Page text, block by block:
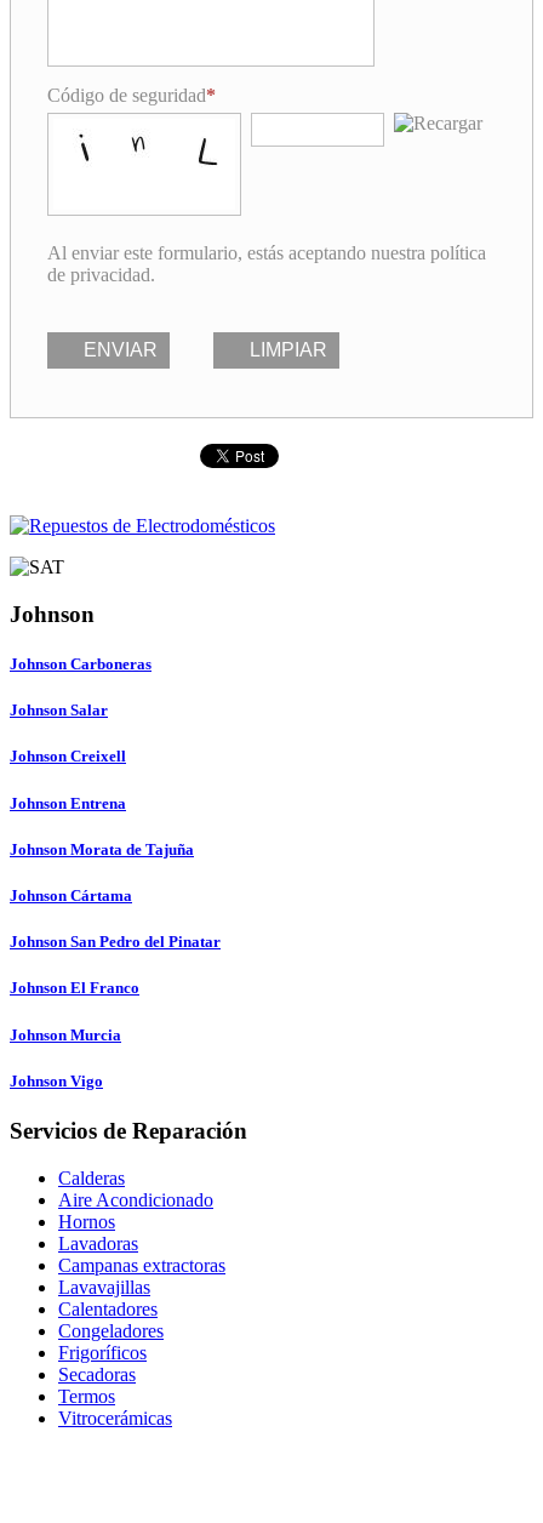
Código de seguridad
Al enviar este formulario, estás aceptando nuestra política
de privacidad.
ENVIAR LIMPIAR
Johnson
Johnson Carboneras
Johnson Salar
Johnson Creixell
Johnson Entrena
Johnson Morata de Tajuña
Johnson Cártama
Johnson San Pedro del Pinatar
Johnson El Franco
Johnson Murcia
Johnson Vigo
Servicios de Reparación
Calderas
Aire Acondicionado
Hornos
Lavadoras
Campanas extractoras
Lavavajillas
Calentadores
Congeladores
Frigoríficos
Secadoras
Termos
Vitrocerámicas